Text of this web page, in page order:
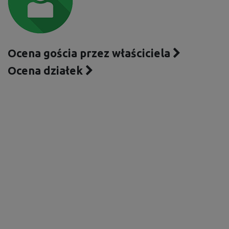
Ocena gościa przez właściciela
Ocena działek